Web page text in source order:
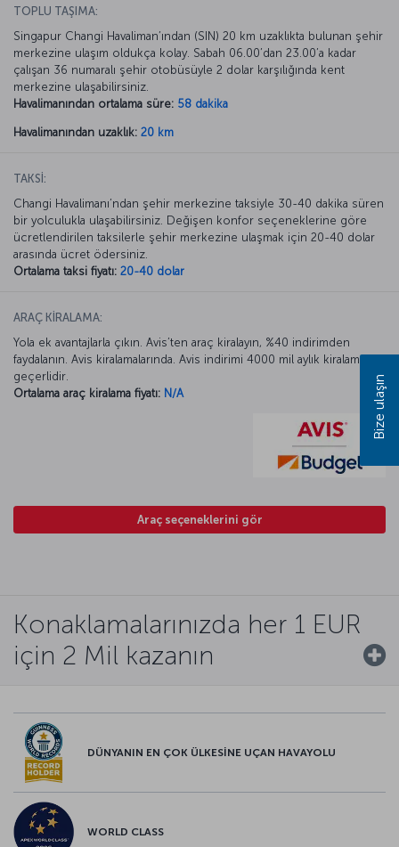
TOPLU TAŞIMA:
Singapur Changi Havaliman’ından (SIN) 20 km uzaklıkta bulunan şehir
merkezine ulaşım oldukça kolay. Sabah 06.00’dan 23.00’a kadar
çalışan 36 numaralı şehir otobüsüyle 2 dolar karşılığında kent
merkezine ulaşabilirsiniz.
Havalimanından ortalama süre: 58 dakika
Havalimanından uzaklık: 20 km
TAKSİ:
Changi Havalimanı’ndan şehir merkezine taksiyle 30-40 dakika süren
bir yolculukla ulaşabilirsiniz. Değişen konfor seçeneklerine göre
ücretlendirilen taksilerle şehir merkezine ulaşmak için 20-40 dolar
arasında ücret ödersiniz.
Ortalama taksi fiyatı: 20-40 dolar
ARAÇ KİRALAMA:
Yola ek avantajlarla çıkın. Avis’ten araç kiralayın, %40 indirimden
faydalanın. Avis kiralamalarında. Avis indirimi 4000 mil aylık kiralamada
geçerlidir.
Ortalama araç kiralama fiyatı: N/A
Araç seçeneklerini gör
Konaklamalarınızda her 1 EUR
için 2 Mil kazanın
DÜNYANIN EN ÇOK ÜLKESİNE UÇAN HAVAYOLU
WORLD CLASS
Bize ulaşın